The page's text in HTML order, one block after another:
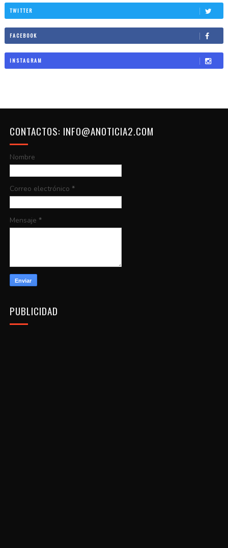
TWITTER
FACEBOOK
INSTAGRAM
CONTACTOS: INFO@ANOTICIA2.COM
Nombre
Correo electrónico *
Mensaje *
PUBLICIDAD